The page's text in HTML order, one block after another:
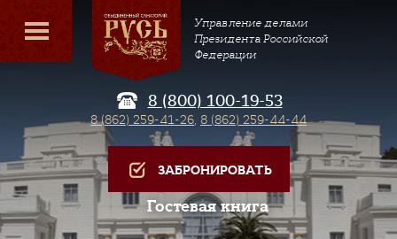
Управление делами
Президента Российской
Федерации
8 (800) 100-19-53
8 (862) 259-41-26, 8 (862) 259-44-44
ЗАБРОНИРОВАТЬ
Гостевая книга